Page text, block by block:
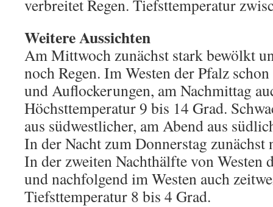
verbreitet Regen. Tiefsttemperatur
Weitere Aussichten
Am Mittwoch zunächst stark bewölkt
noch Regen. Im Westen der Pfalz
und Auflockerungen, am Nachmittag
Höchsttemperatur 9 bis 14 Grad.
aus südwestlicher, am Abend aus
In der Nacht zum Donnerstag
In der zweiten Nachthälfte von Westen
und nachfolgend im Westen auch
Tiefsttemperatur 8 bis 4 Grad.